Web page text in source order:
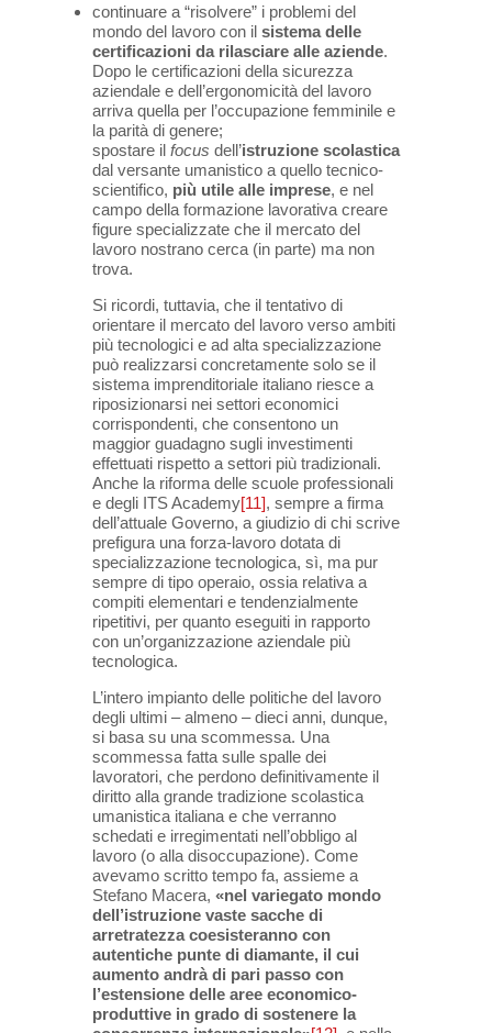
continuare a “risolvere” i problemi del
mondo del lavoro con il sistema delle
certificazioni da rilasciare alle aziende.
Dopo le certificazioni della sicurezza
aziendale e dell’ergonomicità del lavoro
arriva quella per l’occupazione femminile e
la parità di genere;
spostare il focus dell’istruzione scolastica
dal versante umanistico a quello tecnico-
scientifico, più utile alle imprese, e nel
campo della formazione lavorativa creare
figure specializzate che il mercato del
lavoro nostrano cerca (in parte) ma non
trova.
Si ricordi, tuttavia, che il tentativo di
orientare il mercato del lavoro verso ambiti
più tecnologici e ad alta specializzazione
può realizzarsi concretamente solo se il
sistema imprenditoriale italiano riesce a
riposizionarsi nei settori economici
corrispondenti, che consentono un
maggior guadagno sugli investimenti
effettuati rispetto a settori più tradizionali.
Anche la riforma delle scuole professionali
e degli ITS Academy[11], sempre a firma
dell’attuale Governo, a giudizio di chi scrive
prefigura una forza-lavoro dotata di
specializzazione tecnologica, sì, ma pur
sempre di tipo operaio, ossia relativa a
compiti elementari e tendenzialmente
ripetitivi, per quanto eseguiti in rapporto
con un’organizzazione aziendale più
tecnologica.
L’intero impianto delle politiche del lavoro
degli ultimi – almeno – dieci anni, dunque,
si basa su una scommessa. Una
scommessa fatta sulle spalle dei
lavoratori, che perdono definitivamente il
diritto alla grande tradizione scolastica
umanistica italiana e che verranno
schedati e irregimentati nell’obbligo al
lavoro (o alla disoccupazione). Come
avevamo scritto tempo fa, assieme a
Stefano Macera, «nel variegato mondo
dell’istruzione vaste sacche di
arretratezza coesisteranno con
autentiche punte di diamante, il cui
aumento andrà di pari passo con
l’estensione delle aree economico-
produttive in grado di sostenere la